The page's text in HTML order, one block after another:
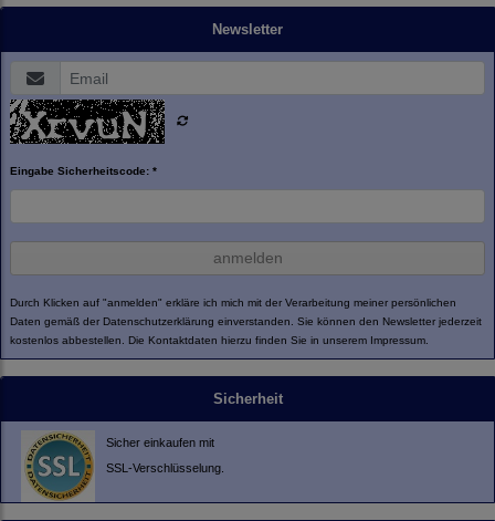
Newsletter
Eingabe Sicherheitscode: *
anmelden
Durch Klicken auf "anmelden" erkläre ich mich mit der Verarbeitung meiner persönlichen
Daten gemäß der Datenschutzerklärung einverstanden. Sie können den Newsletter jederzeit
kostenlos abbestellen. Die Kontaktdaten hierzu finden Sie in unserem Impressum.
Sicherheit
Sicher einkaufen mit
SSL-Verschlüsselung.